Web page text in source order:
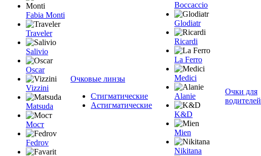
Fabia Monti
Traveler
Salivio
Oscar
Vizzini
Matsuda
Мост
Fedrov
Очковые линзы
Стигматические
Астигматические
Boccaccio
Glodiatr
Ricardi
La Ferro
Medici
Alanie
K&D
Mien
Nikitana
Очки для
водителей